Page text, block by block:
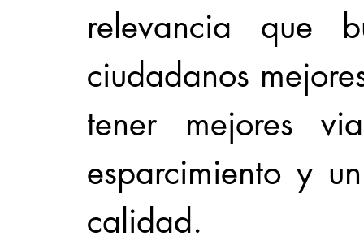
relevancia que
ciudadanos
tener mejores
esparcimiento y
calidad.